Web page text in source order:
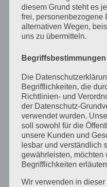
August 2022
Juli 2022
April 2022
Februar 2022
Januar 2022
Dezember 2021
Oktober 2021
September 2021
Mai 2021
März 2021
Januar 2021
diesem Grund steht es
frei, personenbezogene
alternativen Wegen,
uns zu übermitteln.
Begriffsbestimmungen
Die
Begrifflichkeiten, die
Richtlinien- und
der Datenschutz-
verwendet wurden.
soll sowohl für die
unsere Kunden und
lesbar und verständlich
gewährleisten, möchten
Begrifflichkeiten
Wir verwenden in